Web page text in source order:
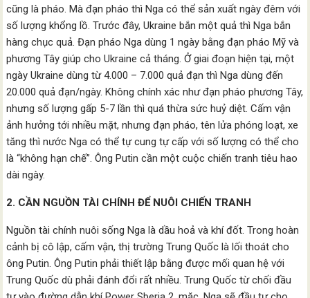
cũng là pháo. Mà đạn pháo thì Nga có thể sản xuất ngày đêm với
số lượng khổng lồ. Trước đây, Ukraine bắn một quả thì Nga bắn
hàng chục quả. Đạn pháo Nga dùng 1 ngày bằng đạn pháo Mỹ và
phương Tây giúp cho Ukraine cả tháng. Ở giai đoạn hiện tại, một
ngày Ukraine dùng từ 4.000 – 7.000 quả đạn thì Nga dùng đến
20.000 quả đạn/ngày. Không chính xác như đạn pháo phương Tây,
nhưng số lượng gấp 5-7 lần thì quá thừa sức huỷ diệt. Cấm vận
ảnh hưởng tới nhiều mặt, nhưng đạn pháo, tên lửa phóng loạt, xe
tăng thì nước Nga có thể tự cung tự cấp với số lượng có thể cho
là “không hạn chế”. Ông Putin cần một cuộc chiến tranh tiêu hao
dài ngày.
2. CẦN NGUỒN TÀI CHÍNH ĐỂ NUÔI CHIẾN TRANH
Nguồn tài chính nuôi sống Nga là dầu hoả và khí đốt. Trong hoàn
cảnh bị cô lập, cấm vận, thị trường Trung Quốc là lối thoát cho
ông Putin. Ông Putin phải thiết lập bằng được mối quan hệ với
Trung Quốc dù phải đánh đổi rất nhiều. Trung Quốc từ chối đầu